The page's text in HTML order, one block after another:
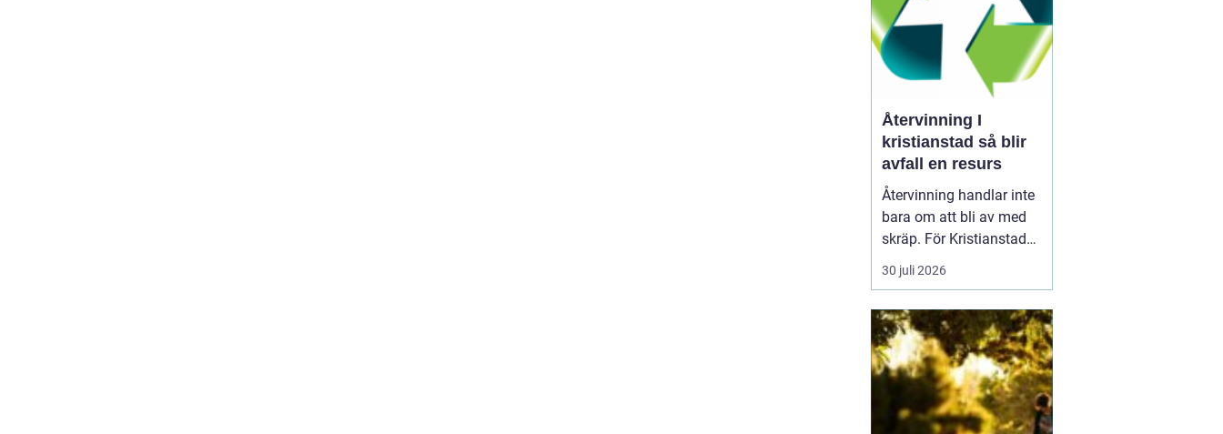
Återvinning I
kristianstad så blir
avfall en resurs
Återvinning handlar inte
bara om att bli av med
skräp. För Kristianstad
är smart
avfallshantering en
trygghet och lokal
utveckling. Genom
tydliga rutiner,
lättillgängliga tjänster
och ansvarstagande
30 juli 2026